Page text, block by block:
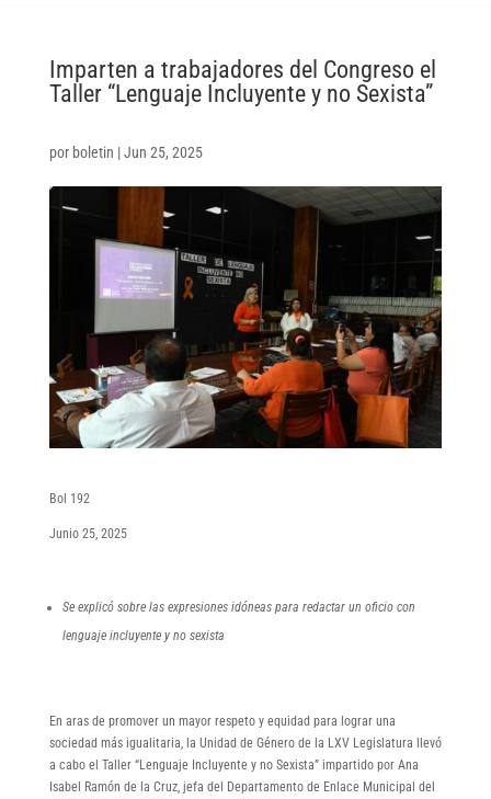
Imparten a trabajadores del Congreso el
Taller “Lenguaje Incluyente y no Sexista”
por boletin |Jun 25, 2025
Bol 192
Junio 25, 2025
Se explicó sobre las expresiones idóneas para redactar un oficio con
lenguaje incluyente y no sexista
En aras de promover un mayor respeto y equidad para lograr una
sociedad más igualitaria, la Unidad de Género de la LXV Legislatura llevó
a cabo el Taller “Lenguaje Incluyente y no Sexista” impartido por Ana
Isabel Ramón de la Cruz, jefa del Departamento de Enlace Municipal del